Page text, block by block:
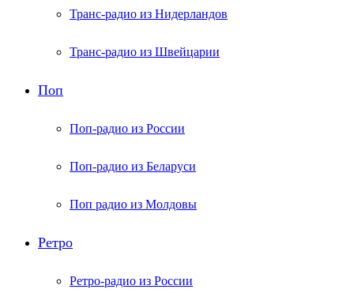
Транс-радио из Нидерландов
Транс-радио из Швейцарии
Поп
Поп-радио из России
Поп-радио из Беларуси
Поп радио из Молдовы
Ретро
Ретро-радио из России